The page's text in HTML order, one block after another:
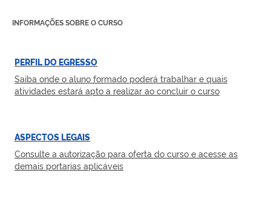
INFORMAÇÕES SOBRE O CURSO
PERFIL DO EGRESSO
Saiba onde o aluno formado poderá trabalhar e quais
atividades estará apto a realizar ao concluir o curso
ASPECTOS LEGAIS
Consulte a autorização para oferta do curso e acesse as
demais portarias aplicáveis